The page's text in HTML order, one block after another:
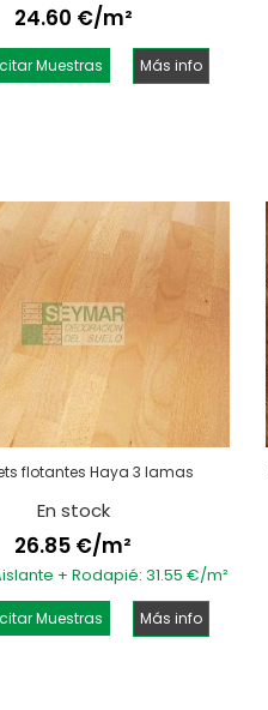
24.60 €/m²
Muestras Más info
flotantes Haya 3 lamas
En stock
26.85 €/m²
+ Rodapié: 31.55 €/m²
Muestras Más info